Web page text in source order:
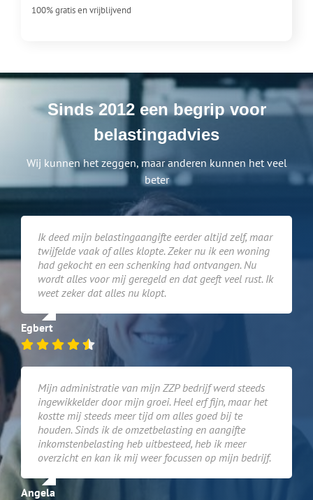
100% gratis en vrijblijvend
Sinds 2012 een begrip voor
belastingadvies
Wij kunnen het zeggen, maar anderen kunnen het veel
beter
Ik deed mijn belastingaangifte eerder altijd zelf, maar
twijfelde vaak of alles klopte. Zeker nu ik een woning
had gekocht en een schenking had ontvangen. Nu
wordt alles voor mij geregeld en dat geeft veel rust. Ik
weet zeker dat alles nu klopt.
Egbert
Mijn administratie van mijn ZZP bedrijf werd steeds
ingewikkelder door mijn groei. Heel erf fijn, maar het
kostte mij steeds meer tijd om alles goed bij te
houden. Sinds ik de omzetbelasting en aangifte
inkomstenbelasting heb uitbesteed, heb ik meer
overzicht en kan ik mij weer focussen op mijn bedrijf.
Angela